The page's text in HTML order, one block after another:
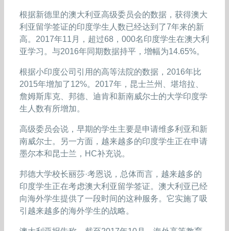
根据新德里的澳大利亚高级委员会的数据，获得澳大
利亚留学签证的印度学生人数已经达到了7年来的新
高。2017年11月，超过68，000名印度学生在澳大利
亚学习。与2016年同期数据持平，增幅为14.65%。
根据小印度公司引用的高等法院的数据，2016年比
2015年增加了12%。2017年，昆士兰州、堪培拉、
詹姆斯库克、邦德、迪肯和新南威尔士的大学印度学
生人数有所增加。
高级委员会说，早期的学生主要是申请维多利亚和新
南威尔士。另一方面，越来越多的印度学生正在申请
墨尔本和昆士兰，HC补充说。
邦德大学校长丽莎·考恩说，总体而言，越来越多的
印度学生正在考虑澳大利亚留学签证。澳大利亚已经
向海外学生提供了一段时间的这种服务。它实施了吸
引越来越多的海外学生的战略。